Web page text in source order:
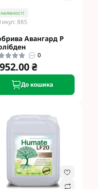
885
Авангард Р
0
₴
До кошика